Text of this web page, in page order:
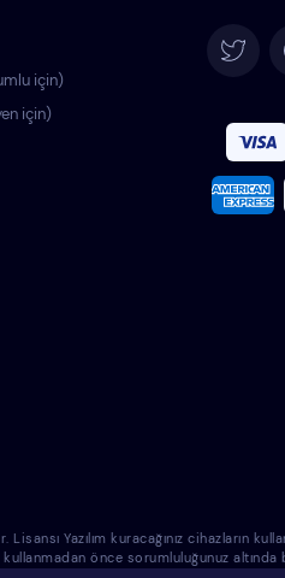
için)
için)
Español
Français
Yazılım kuracağınız cihazların
önce sorumluluğunuz altında